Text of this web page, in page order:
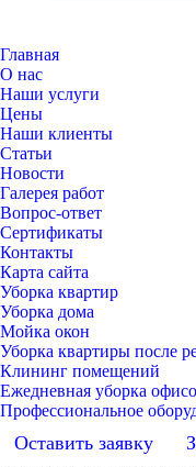
Главная
О нас
Наши услуги
Цены
Наши клиенты
Статьи
Новости
Галерея работ
Вопрос-ответ
Сертификаты
Контакты
Карта сайта
Уборка квартир
Уборка дома
Мойка окон
Уборка квартиры после
Клининг помещений
Ежедневная уборка
Профессиональное
Оставить заявку